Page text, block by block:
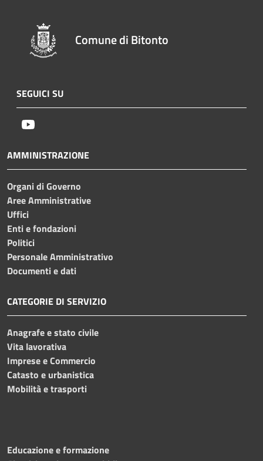
Comune di Bitonto
SEGUICI SU
AMMINISTRAZIONE
Organi di Governo
Aree Amministrative
Uffici
Enti e fondazioni
Politici
Personale Amministrativo
Documenti e dati
CATEGORIE DI SERVIZIO
Anagrafe e stato civile
Vita lavorativa
Imprese e Commercio
Catasto e urbanistica
Mobilità e trasporti
Educazione e formazione